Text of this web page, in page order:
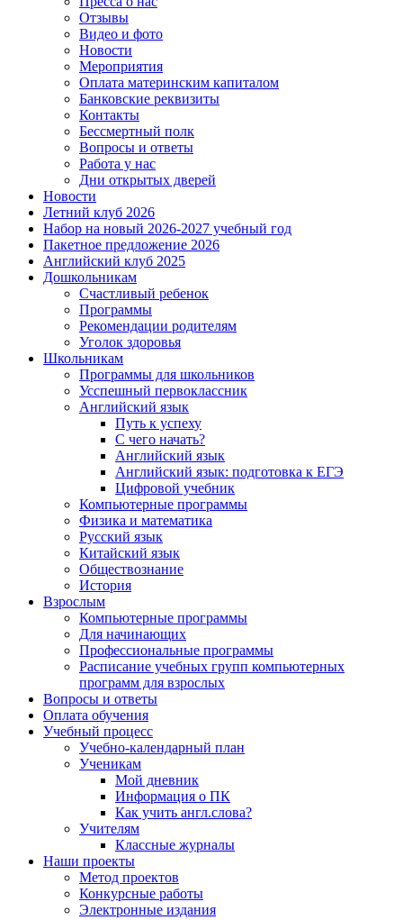
Отзывы
Видео и фото
Новости
Мероприятия
Оплата материнским капиталом
Банковские реквизиты
Контакты
Бессмертный полк
Вопросы и ответы
Работа у нас
Дни открытых дверей
Новости
Летний клуб 2026
Набор на новый 2026-2027 учебный год
Пакетное предложение 2026
Английский клуб 2025
Дошкольникам
Счастливый ребенок
Программы
Рекомендации родителям
Уголок здоровья
Школьникам
Программы для школьников
Усспешный первоклассник
Английский язык
Путь к успеху
С чего начать?
Английский язык
Английский язык: подготовка к ЕГЭ
Цифровой учебник
Компьютерные программы
Физика и математика
Русский язык
Китайский язык
Обществознание
История
Взрослым
Компьютерные программы
Для начинающих
Профессиональные программы
Расписание учебных групп компьютерных
программ для взрослых
Вопросы и ответы
Оплата обучения
Учебный процесс
Учебно-календарный план
Ученикам
Мой дневник
Информация о ПК
Как учить англ.слова?
Учителям
Классные журналы
Наши проекты
Метод проектов
Конкурсные работы
Электронные издания